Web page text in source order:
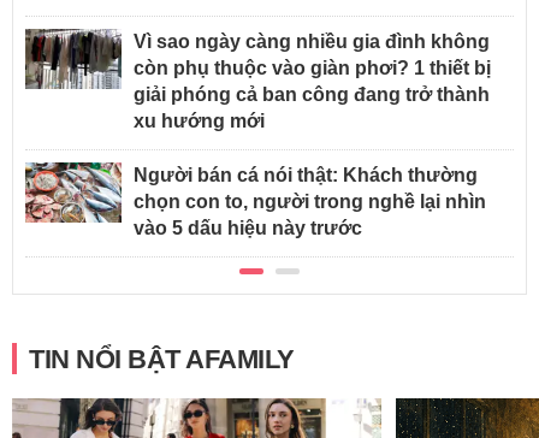
Vì sao ngày càng nhiều gia đình không
còn phụ thuộc vào giàn phơi? 1 thiết bị
giải phóng cả ban công đang trở thành
xu hướng mới
Người bán cá nói thật: Khách thường
chọn con to, người trong nghề lại nhìn
vào 5 dấu hiệu này trước
TIN NỔI BẬT AFAMILY